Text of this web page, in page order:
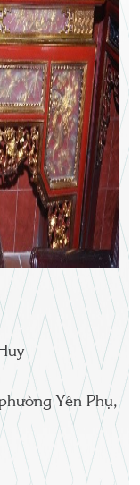
Yên Phụ,